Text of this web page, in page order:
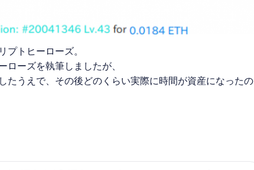
トヒーローズ。
ーズを執筆しましたが、
たうえで、その後どのくらい実際に時間が資産になったの